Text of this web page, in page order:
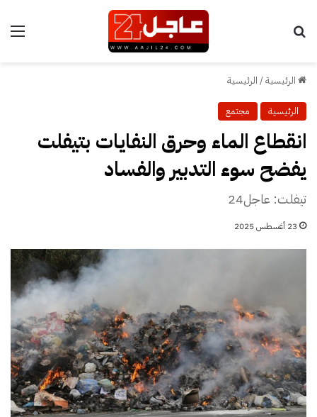
الرئيسية/ الرئيسية
الرئيسية مجتمع
انقطاع الماء وحرق النفايات بتيفلت
يفضح سوء التدبير والفساد
تيفلت: عاجل24
23 أغسطس 2025